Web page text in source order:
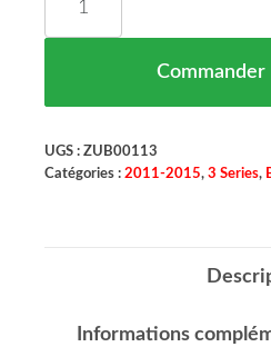
Commander
UGS : ZUB00113
Catégories : 2011-2015, 3 Series,
Informations